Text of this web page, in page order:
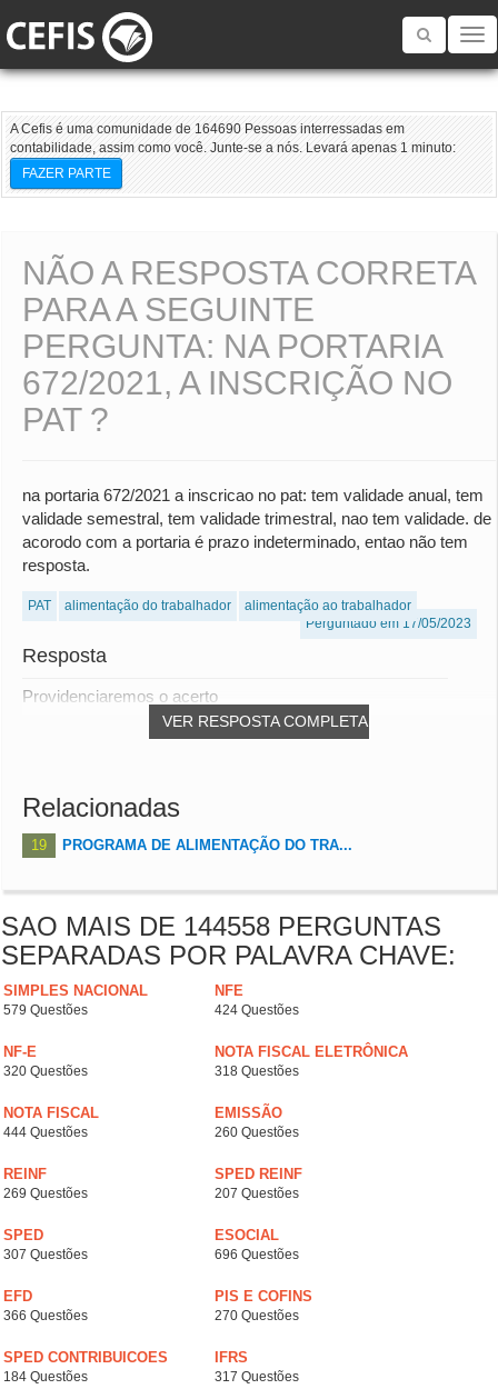
Toggle
A Cefis é uma comunidade de 164690 Pessoas interressadas em
contabilidade, assim como você. Junte-se a nós. Levará apenas 1 minuto:
FAZER PARTE
NÃO A RESPOSTA CORRETA
PARA A SEGUINTE
PERGUNTA: NA PORTARIA
672/2021, A INSCRIÇÃO NO
PAT ?
na portaria 672/2021 a inscricao no pat: tem validade anual, tem
validade semestral, tem validade trimestral, nao tem validade. de
acorodo com a portaria é prazo indeterminado, entao não tem
resposta.
PAT alimentação do trabalhador
alimentação ao trabalhador
Perguntado em 17/05/2023
Resposta
VER RESPOSTA COMPLETA
Providenciaremos o acerto
Relacionadas
19 PROGRAMA DE ALIMENTAÇÃO DO TRA...
SAO MAIS DE 144558 PERGUNTAS
SEPARADAS POR PALAVRA CHAVE:
SIMPLES NACIONAL
579 Questões
NFE
424 Questões
NF-E
320 Questões
NOTA FISCAL ELETRÔNICA
318 Questões
NOTA FISCAL
444 Questões
EMISSÃO
260 Questões
REINF
269 Questões
SPED REINF
207 Questões
SPED
307 Questões
ESOCIAL
696 Questões
EFD
366 Questões
PIS E COFINS
270 Questões
SPED CONTRIBUICOES
184 Questões
IFRS
317 Questões